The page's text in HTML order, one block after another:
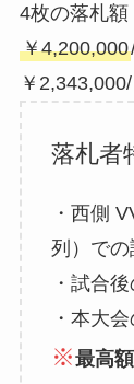
4枚の落札額
￥4,200,000
￥
落札者
・西側
列）で
・試合
・本大
※最高